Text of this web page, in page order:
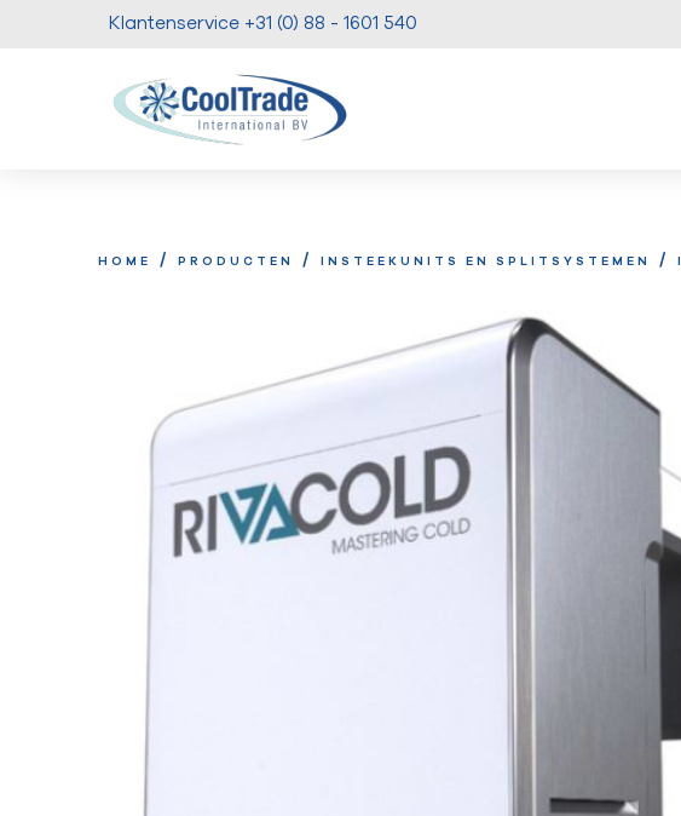
Klantenservice +31 (0) 88 - 1601 540
HOME / PRODUCTEN / INSTEEKUNITS EN SPLITSYSTEMEN /